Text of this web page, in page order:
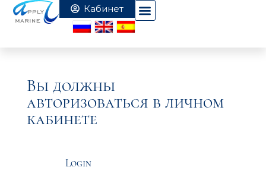
Вы должны
авторизоваться в личном
кабинете
Login